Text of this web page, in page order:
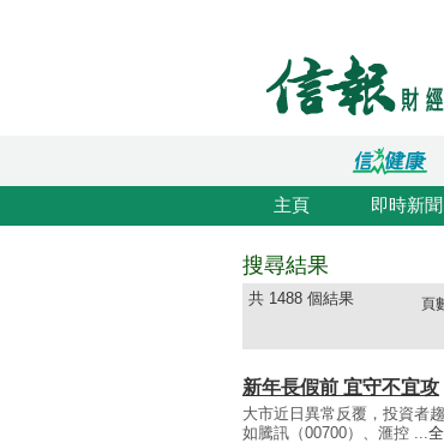
主頁 即時新聞
搜尋結果
共 1488 個結果 頁
新年長假前 宜守不宜攻
大市近日異常反覆，投資者
如騰訊（00700）、滙控 ...